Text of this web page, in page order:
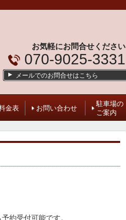
お気軽にお問合せください
070-9025-3331
メールでのお問合せはこちら
金表 お問い合わせ
駐車場の
ご案内
約受付可能です。